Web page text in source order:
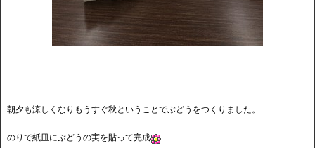
朝夕も涼しくなりもうすぐ秋ということでぶどうをつくりました。
のりで紙皿にぶどうの実を貼って完成